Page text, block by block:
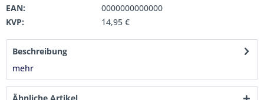
EAN:
0000000000000
KVP:
14,95 €
Beschreibung
mehr